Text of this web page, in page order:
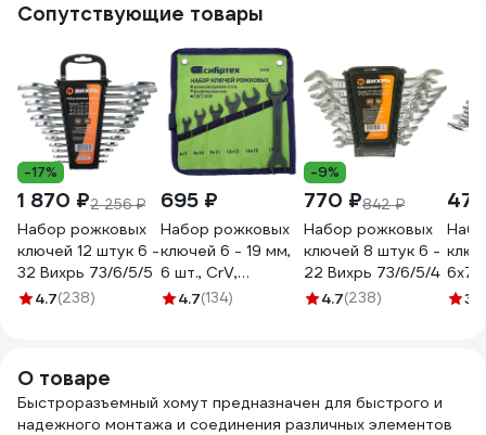
Сопутствующие товары
-17%
1 870 ₽2 256 ₽
Набор рожковых
ключей 12 штук 6 -
32 Вихрь 73/6/5/5
4.7(238)
695 ₽
Набор рожковых
ключей 6 - 19 мм,
6 шт., CrV,
фосфатированные,
4.7(134)
-9%
770 ₽842 ₽
Набор рожковых
ключей 8 штук 6 -
22 Вихрь 73/6/5/4
4.7(238)
6x7,
3.9
О товаре
Быстроразъемный хомут предназначен для быстрого и
надежного монтажа и соединения различных элементов